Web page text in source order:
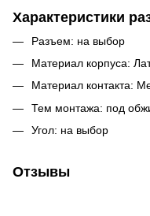
Характеристики
Разъем: на выбор
Материал корпуса:
Материал контакта:
Тем монтажа: под
Угол: на выбор
Отзывы